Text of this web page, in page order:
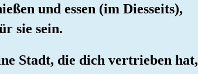
und essen (im Diesseits),
sie sein.
Stadt, die dich vertrieben hat,